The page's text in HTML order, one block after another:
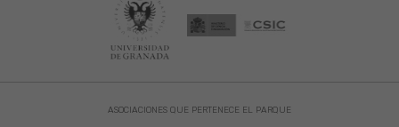
ASOCIACIONES QUE PERTENECE EL PARQUE